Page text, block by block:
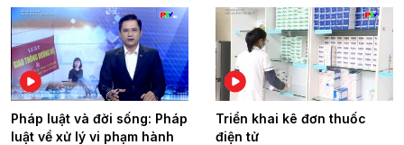
Pháp luật và đời sống: Pháp
luật về xử lý vi phạm hành
Triển khai kê đơn thuốc
điện tử